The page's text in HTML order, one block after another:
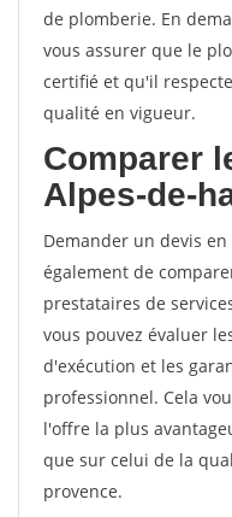
de plomberie. En
vous assurer que le
certifié et qu'il
qualité en vigueur.
Comparer
Alpes-de-
Demander un devis
également de
prestataires de
vous pouvez évaluer
d'exécution et les
professionnel. Cela
l'offre la plus
que sur celui de la
provence.